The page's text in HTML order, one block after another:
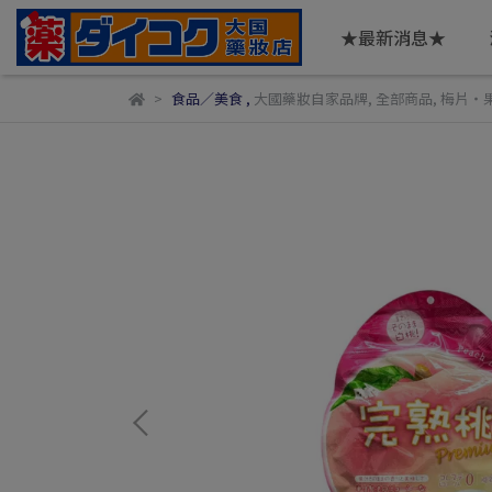
★最新消息★
食品／美食, 大國藥妝自家品牌, 全部商品, 梅片・